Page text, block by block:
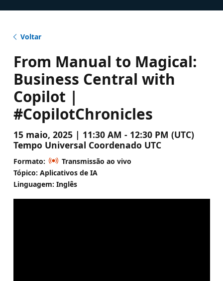
Voltar
From Manual to Magical:
Business Central with
Copilot |
#CopilotChronicles
15 maio, 2025 | 11:30 AM - 12:30 PM (UTC)
Tempo Universal Coordenado UTC
Formato:
Transmissão ao vivo
Tópico: Aplicativos de IA
Linguagem: Inglês